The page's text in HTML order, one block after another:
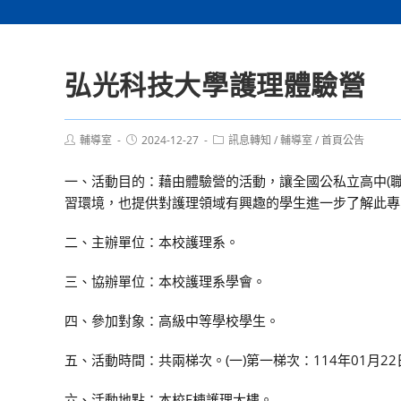
弘光科技大學護理體驗營
Post輔導室
Post2024-12-27
Post訊息轉知 /輔導室 /首頁公告
一、活動目的：藉由體驗營的活動，讓全國公私立高中
習環境，也提供對護理領域有興趣的學生進一步了解此
二、主辦單位：本校護理系。
三、協辦單位：本校護理系學會。
四、參加對象：高級中等學校學生。
五、活動時間：共兩梯次。(一)第一梯次：114年01月